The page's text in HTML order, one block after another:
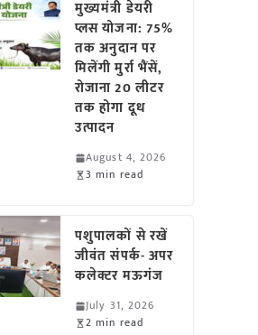
मुख्यमंत्री डेयरी
प्लस योजना: 75%
तक अनुदान पर
मिलेंगी मुर्रा भैंसें,
रोजाना 20 लीटर
तक होगा दूध
उत्पादन
August 4, 2026
3 min read
पशुपालकों से रखें
जीवंत संपर्क- अपर
कलेक्टर मऊगंज
July 31, 2026
2 min read